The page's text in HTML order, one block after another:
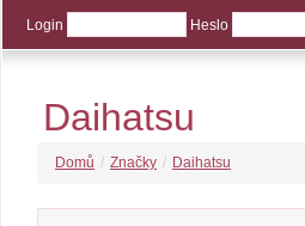
Login Heslo
Daihatsu
Domů / Značky / Daihatsu